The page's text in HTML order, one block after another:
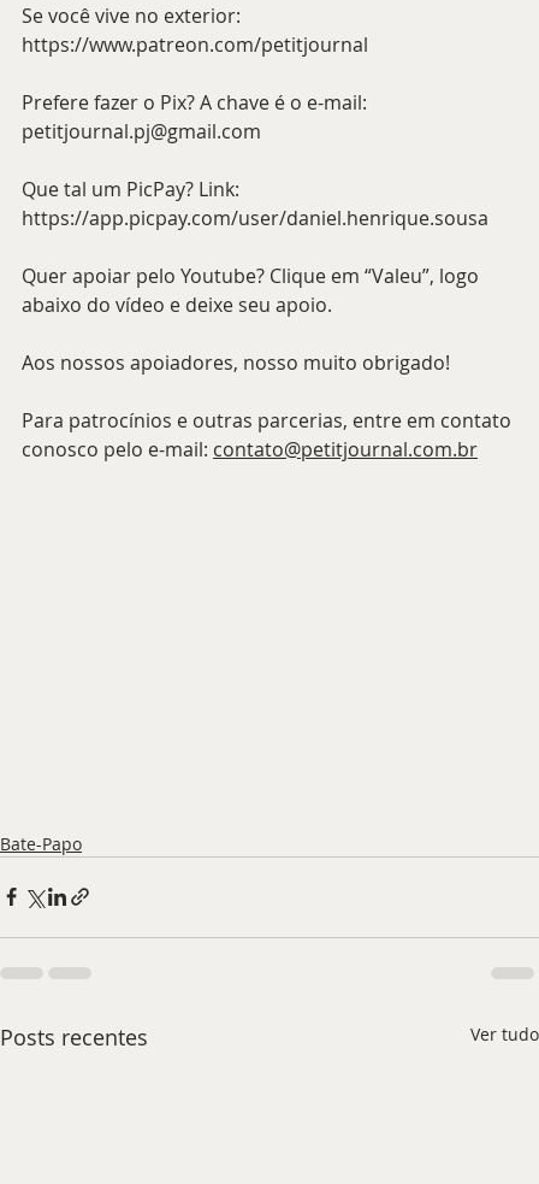
Se você vive no exterior:
https://www.patreon.com/petitjournal
Prefere fazer o Pix? A chave é o e-mail:
petitjournal.pj@gmail.com
Que tal um PicPay? Link:
https://app.picpay.com/user/daniel.henrique.sousa
Quer apoiar pelo Youtube? Clique em “Valeu”, logo
abaixo do vídeo e deixe seu apoio.
Aos nossos apoiadores, nosso muito obrigado!
Para patrocínios e outras parcerias, entre em contato
conosco pelo e-mail: contato@petitjournal.com.br
Bate-Papo
Posts recentes Ver tudo